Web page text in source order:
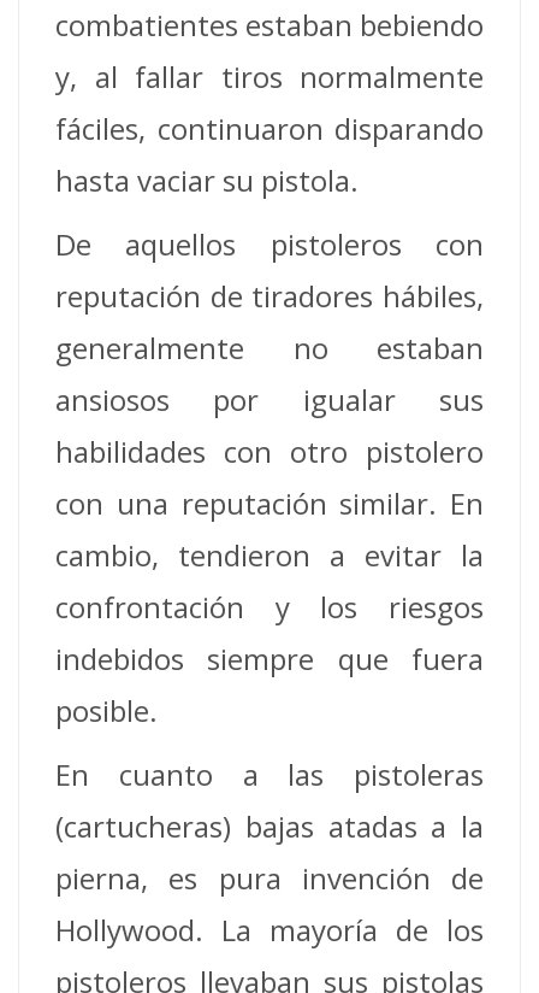
combatientes estaban bebiendo
y, al fallar tiros normalmente
fáciles, continuaron disparando
hasta vaciar su pistola.
De aquellos pistoleros con
reputación de tiradores hábiles,
generalmente no estaban
ansiosos por igualar sus
habilidades con otro pistolero
con una reputación similar. En
cambio, tendieron a evitar la
confrontación y los riesgos
indebidos siempre que fuera
posible.
En cuanto a las pistoleras
(cartucheras) bajas atadas a la
pierna, es pura invención de
Hollywood. La mayoría de los
pistoleros llevaban sus pistolas